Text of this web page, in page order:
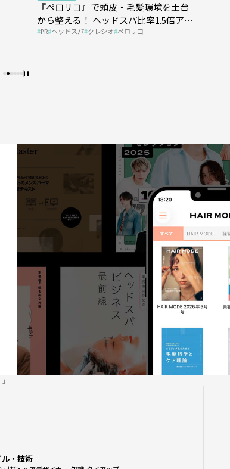
『ペロリコ』で頭皮・毛髪環境を土台
から整える！ ヘッドスパ比率1.5倍アッ
プの秘策を大公開
PR ヘッドスパ クレシオ ペロリコ
・技術